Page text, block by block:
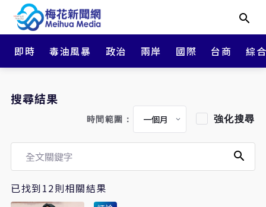
即時 毒油風暴 政治 兩岸 國際 台商 綜
搜尋結果
時間範圍： 強化搜尋
已找到12則相關結果